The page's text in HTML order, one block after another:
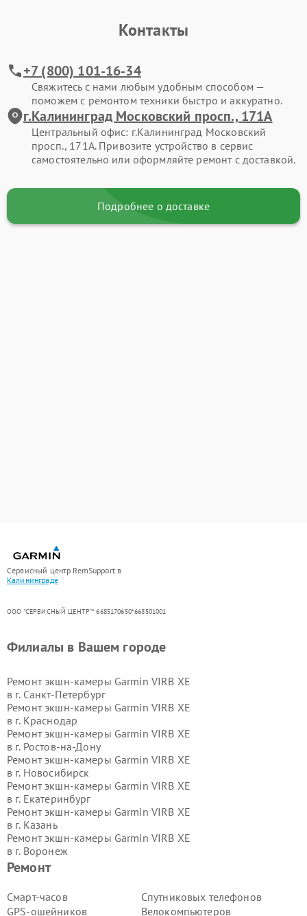
Контакты
+7 (800) 101-16-34
Свяжитесь с нами любым удобным способом —
поможем с ремонтом техники быстро и аккуратно.
г.Калининград Московский просп., 171А
Центральный офис: г.Калининград Московский
просп., 171А. Привозите устройство в сервис
самостоятельно или оформляйте ремонт с доставкой.
Подробнее о доставке
Сервисный центр RemSupport в
Калининграде
ООО "СЕРВИСНЫЙ ЦЕНТР"* 6685170650*668501001
Ремонт
Смарт-часов
GPS-ошейников
Спутниковых телефонов
Велокомпьютеров
Филиалы в Вашем городе
Ремонт экшн-камеры Garmin VIRB XE
в г. Санкт-Петербург
Ремонт экшн-камеры Garmin VIRB XE
в г. Краснодар
Ремонт экшн-камеры Garmin VIRB XE
в г. Ростов-на-Дону
Ремонт экшн-камеры Garmin VIRB XE
в г. Новосибирск
Ремонт экшн-камеры Garmin VIRB XE
в г. Екатеринбург
Ремонт экшн-камеры Garmin VIRB XE
в г. Казань
Ремонт экшн-камеры Garmin VIRB XE
в г. Воронеж
Ремонт экшн-камеры Garmin VIRB XE
в г.Волгоград
в г.Самара